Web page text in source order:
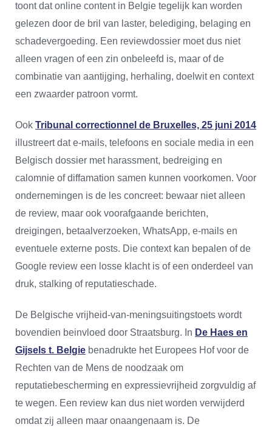
toont dat online content in Belgie tegelijk kan worden
gelezen door de bril van laster, belediging, belaging en
schadevergoeding. Een reviewdossier moet dus niet
alleen vragen of een zin onbeleefd is, maar of de
combinatie van aantijging, herhaling, doelwit en context
een zwaarder patroon vormt.
Ook Tribunal correctionnel de Bruxelles, 25 juni 2014
illustreert dat e-mails, telefoons en sociale media in een
Belgisch dossier met harassment, bedreiging en
calomnie of diffamation samen kunnen voorkomen. Voor
ondernemingen is de les concreet: bewaar niet alleen
de review, maar ook voorafgaande berichten,
dreigingen, betaalverzoeken, WhatsApp, e-mails en
eventuele externe posts. Die context kan bepalen of de
Google review een losse klacht is of een onderdeel van
druk, stalking of reputatieschade.
De Belgische vrijheid-van-meningsuitingstoets wordt
bovendien beinvloed door Straatsburg. In De Haes en
Gijsels t. Belgie benadrukte het Europees Hof voor de
Rechten van de Mens de noodzaak om
reputatiebescherming en expressievrijheid zorgvuldig af
te wegen. Een review kan dus niet worden verwijderd
omdat zij alleen maar onaangenaam is. De